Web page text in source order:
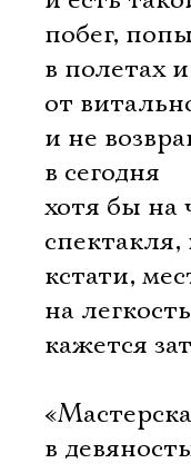
побег,
в полетах
от
и не
в сегодня
хотя бы на
кстати,
на
кажется
в